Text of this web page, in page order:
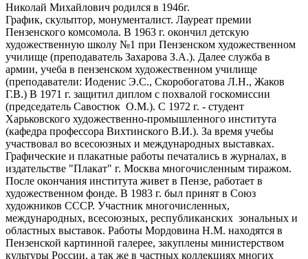
Николай Михайлович родился в 1946г.
График, скульптор, монументалист. Лауреат премии
Пензенского комсомола. В 1963 г. окончил детскую
художественную школу №1 при Пензенском художественном
училище (преподаватель Захарова З.А.). Далее служба в
армии, учеба в пензенском художественном училище
(преподаватели: Иоденис Э.С., Скоробогатова Л.Н., Жаков
Г.В.) В 1971 г. защитил диплом с похвалой госкомиссии
(председатель Савостюк О.М.). С 1972 г. - студент
Харьковского художественно-промышленного института
(кафедра профессора Вихтинского В.И.). За время учебы
участвовал во всесоюзных и международных выставках.
Графические и плакатные работы печатались в журналах, в
издательстве "Плакат" г. Москва многочисленным тиражом.
После окончания института живет в Пензе, работает в
художественном фонде. В 1983 г. был принят в Союз
художников СССР. Участник многочисленных,
международных, всесоюзных, республиканских зональных и
областных выставок. Работы Мордовина Н.М. находятся в
Пензенской картинной галерее, закуплены министерством
культуры России, а так же в частных коллекциях многих